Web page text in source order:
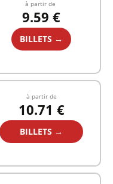
à partir de
9.59 €
BILLETS →
à partir de
10.71 €
BILLETS →